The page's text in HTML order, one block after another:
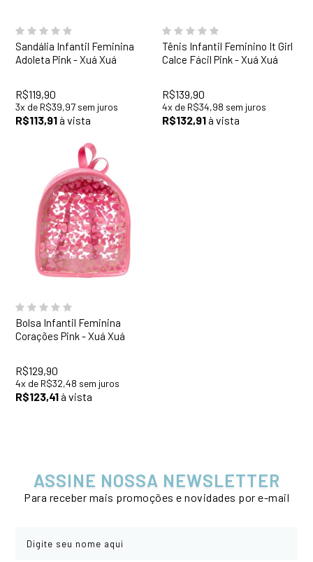
Sandália Infantil Feminina
Adoleta Pink - Xuá Xuá
R$119,90
3x de R$39,97 sem juros
R$113,91à vista
Tênis Infantil Feminino It Girl
Calce Fácil Pink - Xuá Xuá
R$139,90
4x de R$34,98 sem juros
R$132,91à vista
Bolsa Infantil Feminina
Corações Pink - Xuá Xuá
R$129,90
4x de R$32,48 sem juros
R$123,41à vista
ASSINE NOSSA NEWSLETTER
Para receber mais promoções e novidades por e-mail